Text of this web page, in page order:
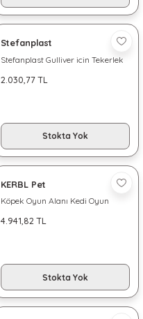
Stefanplast
Stefanplast Gulliver icin Tekerlek
2.030,77 TL
Stokta Yok
KERBL Pet
Köpek Oyun Alanı Kedi Oyun
4.941,82 TL
Stokta Yok